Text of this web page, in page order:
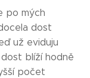
po mých
dost
už eviduju
blíží hodně
počet